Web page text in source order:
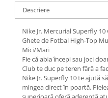
Descriere
Nike Jr. Mercurial Superfly 10
Ghete de Fotbal High-Top
Mici/Mari
Fie că abia începi sau joci
Club te duc pe teren fără a
Nike Jr. Superfly 10 te ajută
mingea direct în poartă.